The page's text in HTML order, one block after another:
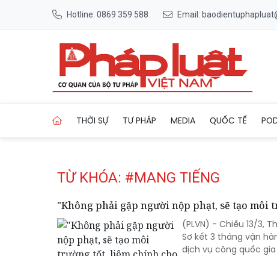
Hotline: 0869 359 588 Email:
THỜI SỰ TƯ PHÁP MEDIA QUỐC TẾ
TỪ KHÓA: #MANG TIẾNG
"Không phải gặp người nộp phạt, sẽ tạo môi
(PLVN) - Chiều 13/3,
Sơ kết 3 tháng vận
dịch vụ công quốc